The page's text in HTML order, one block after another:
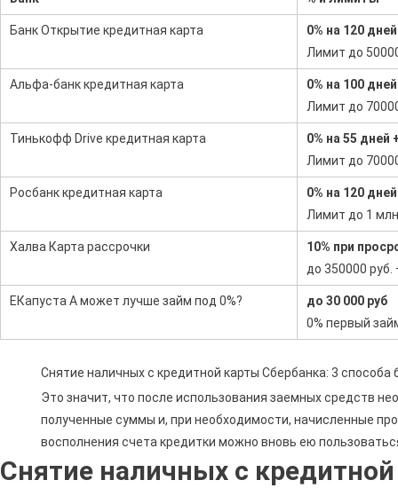
Банк Открытие кредитная карта
0% на 120
Лимит до
Альфа-банк кредитная карта
0% на 100
Лимит до
Тинькофф Drive кредитная карта
0% на 55 дней
Лимит до
Росбанк кредитная карта
0% на 120 дней
Лимит до 1
Халва Карта рассрочки
10% при
до 350000 руб.
ЕКапуста А может лучше займ под 0%?
до 30 000 руб
0% первый
Снятие наличных с кредитной карты Сбербанка: 3 способа
Это значит, что после использования заемных средств
полученные суммы и, при необходимости, начисленные
восполнения счета кредитки можно вновь ею
Снятие наличных с